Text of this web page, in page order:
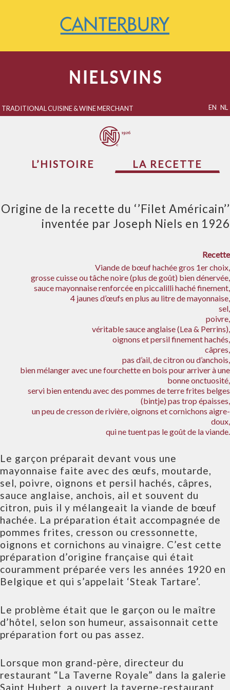
TRADITIONAL CUISINE & WINE MERCHANT EN NL
L’HISTOIRE LA RECETTE
Origine de la recette du ‘’Filet Américain’’
inventée par Joseph Niels en 1926
Recette
Viande de bœuf hachée gros 1er choix,
grosse cuisse ou tâche noire (plus de goût) bien dénervée,
sauce mayonnaise renforcée en piccalilli haché finement,
4 jaunes d’œufs en plus au litre de mayonnaise,
sel,
poivre,
véritable sauce anglaise (Lea & Perrins),
oignons et persil finement hachés,
câpres,
pas d’ail, de citron ou d’anchois,
bien mélanger avec une fourchette en bois pour arriver à une
bonne onctuosité,
servi bien entendu avec des pommes de terre frites belges
(bintje) pas trop épaisses,
un peu de cresson de rivière, oignons et cornichons aigre-
doux,
qui ne tuent pas le goût de la viande.
Le garçon préparait devant vous une
mayonnaise faite avec des œufs, moutarde,
sel, poivre, oignons et persil hachés, câpres,
sauce anglaise, anchois, ail et souvent du
citron, puis il y mélangeait la viande de bœuf
hachée. La préparation était accompagnée de
pommes frites, cresson ou cressonnette,
oignons et cornichons au vinaigre. C’est cette
préparation d’origine française qui était
couramment préparée vers les années 1920 en
Belgique et qui s’appelait ‘Steak Tartare’.
Le problème était que le garçon ou le maître
d’hôtel, selon son humeur, assaisonnait cette
préparation fort ou pas assez.
Lorsque mon grand-père, directeur du
restaurant “La Taverne Royale” dans la galerie
Saint Hubert, a ouvert la taverne-restaurant